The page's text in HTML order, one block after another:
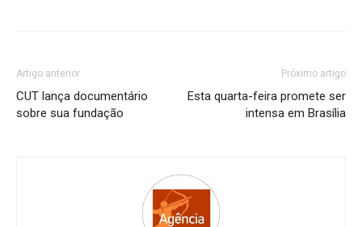
Artigo anterior
CUT lança documentário
sobre sua fundação
Próximo artigo
Esta quarta-feira promete ser
intensa em Brasília